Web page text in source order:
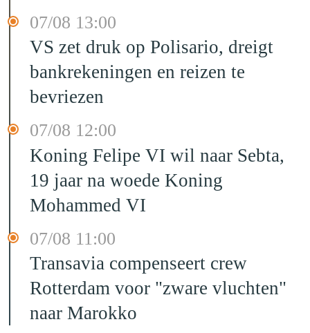
07/08 13:00
VS zet druk op Polisario, dreigt
bankrekeningen en reizen te
bevriezen
07/08 12:00
Koning Felipe VI wil naar Sebta,
19 jaar na woede Koning
Mohammed VI
07/08 11:00
Transavia compenseert crew
Rotterdam voor "zware vluchten"
naar Marokko